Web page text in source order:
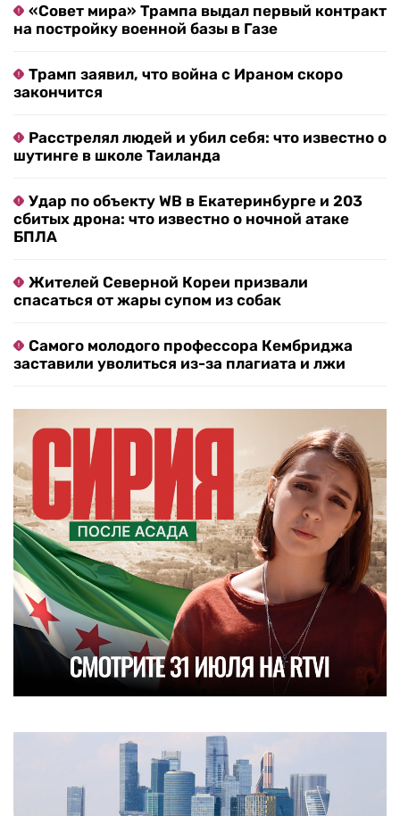
«Совет мира» Трампа выдал первый контракт
на постройку военной базы в Газе
Трамп заявил, что война с Ираном скоро
закончится
Расстрелял людей и убил себя: что известно о
шутинге в школе Таиланда
Удар по объекту WB в Екатеринбурге и 203
сбитых дрона: что известно о ночной атаке
БПЛА
Жителей Северной Кореи призвали
спасаться от жары супом из собак
Самого молодого профессора Кембриджа
заставили уволиться из-за плагиата и лжи